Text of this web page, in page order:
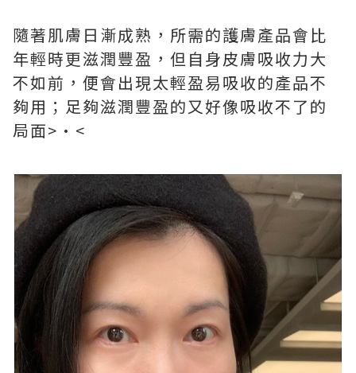
隨著肌膚日漸成熟，所需的護膚產品會比
年輕時更滋潤豐盈，但自身皮膚吸收力大
不如前，便會出現太輕盈易吸收的產品不
夠用；足夠滋潤豐盈的又好像吸收不了的
局面>•<